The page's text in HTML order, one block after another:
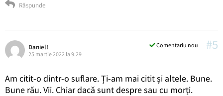
Răspunde
#5
Comentariu nou
Daniel!
25 martie 2022 la 9:29
Am citit-o dintr-o suflare. Ți-am mai citit și altele. Bune.
Bune rău. Vii. Chiar dacă sunt despre sau cu morți.